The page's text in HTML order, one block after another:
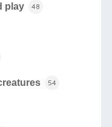
play 48
54